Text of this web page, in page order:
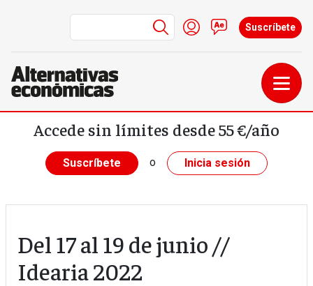
Pasar al contenido principal
Menú de cuenta de
Iniciar sesión
Contacto
Suscríbete
Accede sin límites desde 55 €/año
Suscríbete o Inicia sesión
Del 17 al 19 de junio //
Idearia 2022